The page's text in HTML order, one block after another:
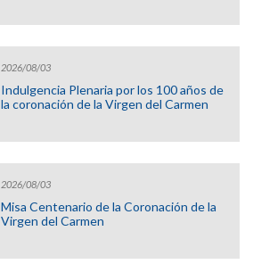
2026/08/03
Indulgencia Plenaria por los 100 años de
la coronación de la Virgen del Carmen
2026/08/03
Misa Centenario de la Coronación de la
Virgen del Carmen